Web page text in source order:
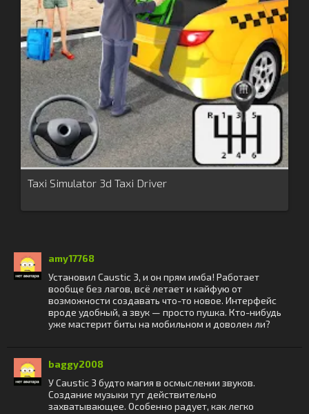
Taxi Simulator 3d Taxi Driver
amy17768
Установил Caustic 3, и он прям имба! Работает
вообще без лагов, всё летает и кайфую от
возможности создавать что-то новое. Интерфейс
вроде удобный, а звук — просто пушка. Кто-нибудь
уже мастерит биты на мобильном и доволен ли?
baggy2008
У Caustic 3 будто магия в осмыслении звуков.
Создание музыки тут действительно
захватывающее. Особенно радует, как легко